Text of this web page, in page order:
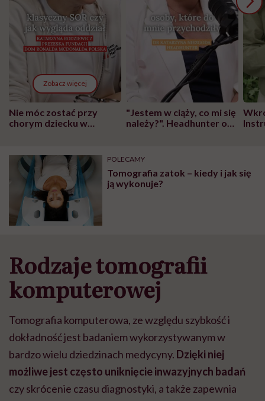
Zobacz więcej
Nie móc zostać przy
chorym dziecku w
może chyba tylko
głupota i brak
wyobraźni"
"Jestem w ciąży, co mi się
należy?". Headhunter o
pracy
POLECAMY
Tomografia zatok – kiedy i jak się
ją wykonuje?
Rodzaje tomografii
komputerowej
Tomografia komputerowa, ze względu szybkość i
dokładność jest badaniem wykorzystywanym w
bardzo wielu dziedzinach medycyny. Dzięki niej
możliwe jest często uniknięcie inwazyjnych badań
czy skrócenie czasu diagnostyki, a także zapewnia